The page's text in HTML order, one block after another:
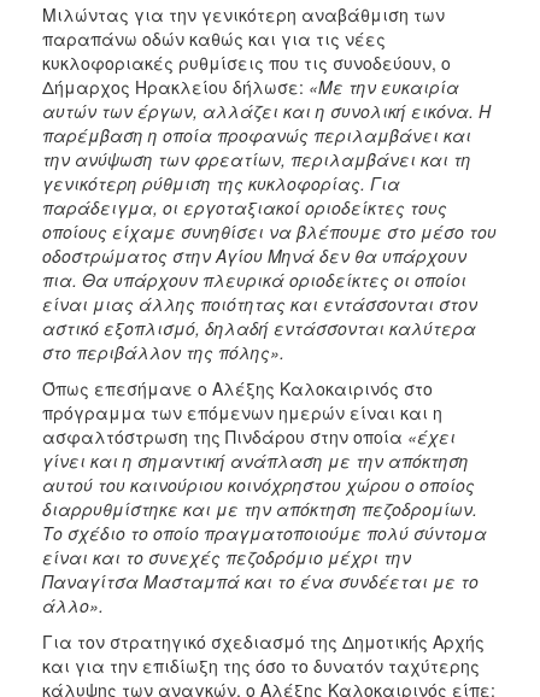
Μιλώντας για την γενικότερη αναβάθμιση των
παραπάνω οδών καθώς και για τις νέες
κυκλοφοριακές ρυθμίσεις που τις συνοδεύουν, ο
Δήμαρχος Ηρακλείου δήλωσε: «Με την ευκαιρία
αυτών των έργων, αλλάζει και η συνολική εικόνα. Η
παρέμβαση η οποία προφανώς περιλαμβάνει και
την ανύψωση των φρεατίων, περιλαμβάνει και τη
γενικότερη ρύθμιση της κυκλοφορίας. Για
παράδειγμα, οι εργοταξιακοί οριοδείκτες τους
οποίους είχαμε συνηθίσει να βλέπουμε στο μέσο του
οδοστρώματος στην Αγίου Μηνά δεν θα υπάρχουν
πια. Θα υπάρχουν πλευρικά οριοδείκτες οι οποίοι
είναι μιας άλλης ποιότητας και εντάσσονται στον
αστικό εξοπλισμό, δηλαδή εντάσσονται καλύτερα
στο περιβάλλον της πόλης».
Όπως επεσήμανε ο Αλέξης Καλοκαιρινός στο
πρόγραμμα των επόμενων ημερών είναι και η
ασφαλτόστρωση της Πινδάρου στην οποία «έχει
γίνει και η σημαντική ανάπλαση με την απόκτηση
αυτού του καινούριου κοινόχρηστου χώρου ο οποίος
διαρρυθμίστηκε και με την απόκτηση πεζοδρομίων.
Το σχέδιο το οποίο πραγματοποιούμε πολύ σύντομα
είναι και το συνεχές πεζοδρόμιο μέχρι την
Παναγίτσα Μασταμπά και το ένα συνδέεται με το
άλλο».
Για τον στρατηγικό σχεδιασμό της Δημοτικής Αρχής
και για την επιδίωξη της όσο το δυνατόν ταχύτερης
κάλυψης των αναγκών, ο Αλέξης Καλοκαιρινός είπε: